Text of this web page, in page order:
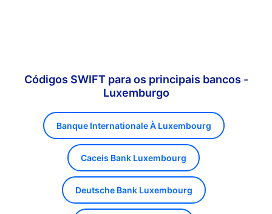
Códigos SWIFT para os principais bancos -
Luxemburgo
Banque Internationale À Luxembourg
Caceis Bank Luxembourg
Deutsche Bank Luxembourg